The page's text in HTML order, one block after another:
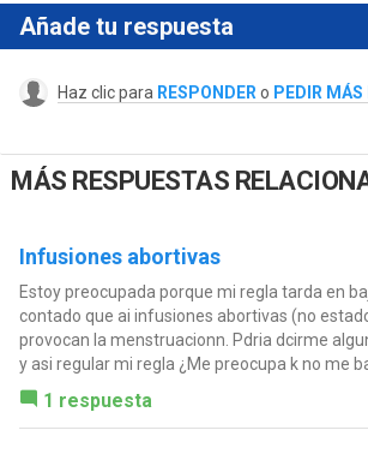
Añade tu respuesta
Haz clic para RESPONDER o PEDIR
MÁS RESPUESTAS
Infusiones abortivas
Estoy preocupada porque mi regla tarda en
contado que ai infusiones abortivas (no
provocan la menstruacionn. Pdria dcirme
y asi regular mi regla ¿Me preocupa k no me
1 respuesta